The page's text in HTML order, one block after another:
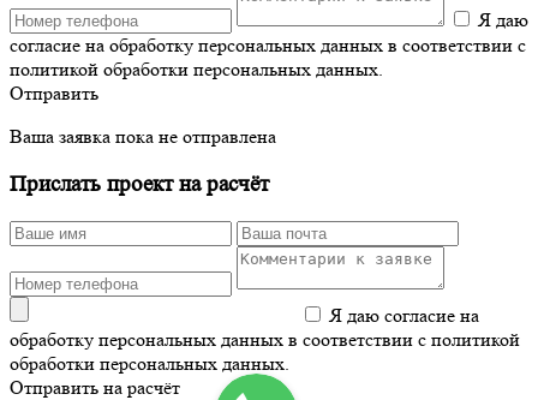
Я даю
согласие на обработку персональных данных в соответствии с
политикой обработки персональных данных.
Отправить
Ваша заявка пока не отправлена
Прислать проект на расчёт
Я даю согласие на
обработку персональных данных в соответствии с политикой
обработки персональных данных.
Отправить на расчёт